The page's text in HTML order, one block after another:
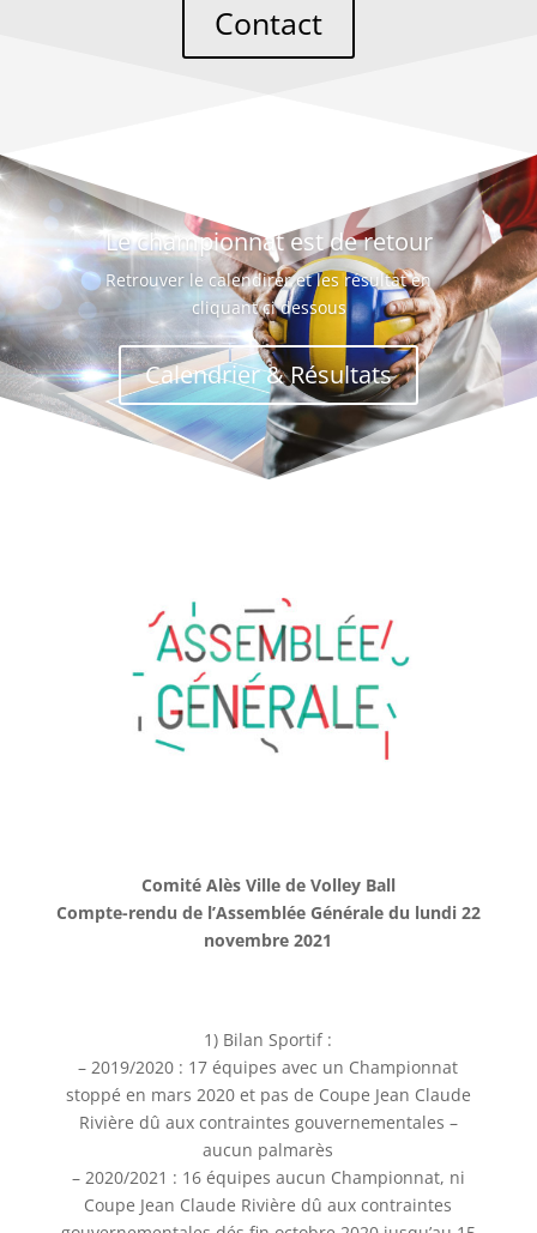
Contact
Le championnat est de retour
Retrouver le calendirer et les résultat en
cliquant ci dessous
Calendrier & Résultats
Comité Alès Ville de Volley Ball
Compte-rendu de l’Assemblée Générale du lundi 22
novembre 2021
1) Bilan Sportif :
– 2019/2020 : 17 équipes avec un Championnat
stoppé en mars 2020 et pas de Coupe Jean Claude
Rivière dû aux contraintes gouvernementales –
aucun palmarès
– 2020/2021 : 16 équipes aucun Championnat, ni
Coupe Jean Claude Rivière dû aux contraintes